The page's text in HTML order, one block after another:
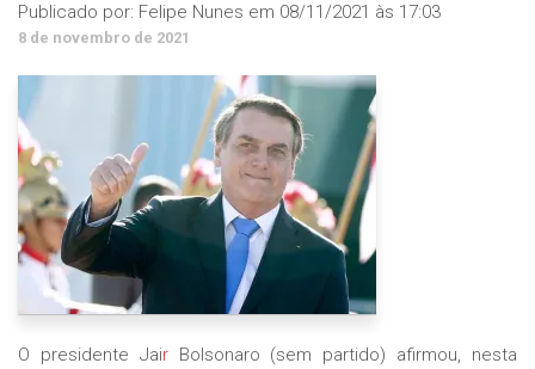
Publicado por: Felipe Nunes em 08/11/2021 às 17:03
8 de novembro de 2021
O presidente JairBolsonaro (sem partido) afirmou, nesta